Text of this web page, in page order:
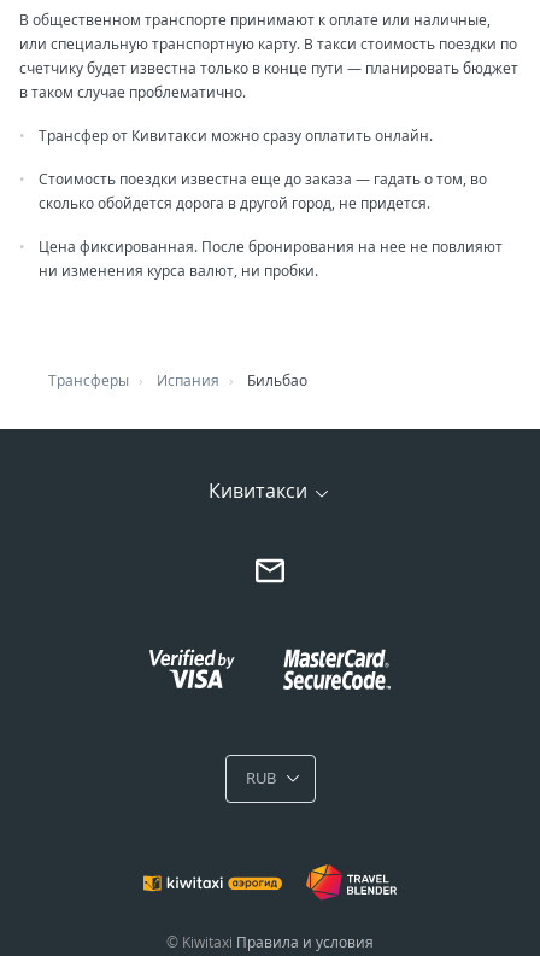
В общественном транспорте принимают к оплате или наличные,
или специальную транспортную карту. В такси стоимость поездки по
счетчику будет известна только в конце пути — планировать бюджет
в таком случае проблематично.
Трансфер от Кивитакси можно сразу оплатить онлайн.
Стоимость поездки известна еще до заказа — гадать о том, во
сколько обойдется дорога в другой город, не придется.
Цена фиксированная. После бронирования на нее не повлияют
ни изменения курса валют, ни пробки.
Трансферы Испания Бильбао
Кивитакси
RUB
© Kiwitaxi Правила и условия